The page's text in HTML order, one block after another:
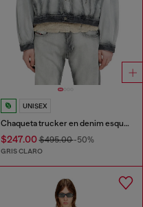
UNISEX
Chaqueta trucker en denim esqueleto suave
$247.00$495.00-50%
GRIS CLARO